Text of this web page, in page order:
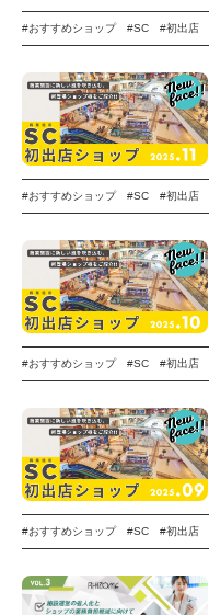
#おすすめショップ #SC #初出店
#おすすめショップ #SC #初出店
#おすすめショップ #SC #初出店
#おすすめショップ #SC #初出店